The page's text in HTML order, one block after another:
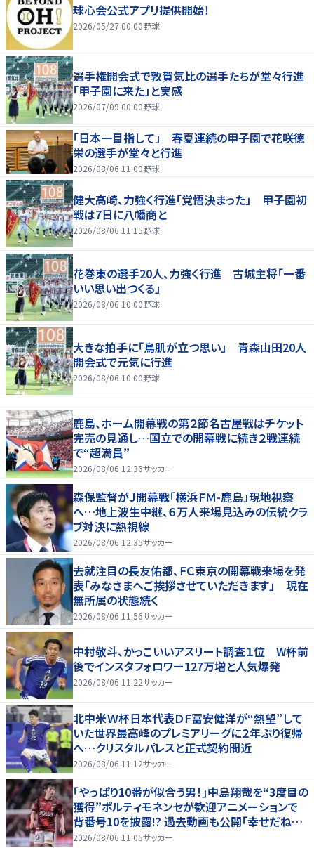
球心会公式アプリ提供開始！
2026/05/27 00:00野球
選手権開会式で敦賀気比の選手たちが堂々行進
「甲子園に来た」と実感
2026/07/09 00:00野球
「日本一目指して」 春夏連続の甲子園で花咲徳
栄の選手が堂々と行進
2026/08/06 11:00野球
健大高崎、力強く行進「覚悟決まった」 甲子園初
戦は7日に八幡商と
2026/08/06 11:15野球
花巻東の選手20人、力強く行進 古城主将「一番
いい思い出つくる」
2026/08/06 10:00野球
大きな拍手に「鳥肌が立つ思い」 青森山田20人
開会式で元気に行進
2026/08/06 10:00野球
鹿島、ホーム開幕戦の第２節名古屋戦はチケット
完売の見通し…国立での開幕戦に続き２戦連続
で“超満員”
2026/08/06 12:36サッカー
森保監督がＪ開幕戦「横浜ＦＭ-鹿島」現地視察
へ…地上波生中継、６万人来場見込みの伝統クラ
ブ対決に熱視線
2026/08/06 12:35サッカー
去就注目の長友佑都、ＦＣ東京の開幕戦来場を発
表「みなさまへご挨拶させていただきます」 現在
無所属の状態続く
2026/08/06 11:56サッカー
中村敬斗、かっこいいアスリート調査１位 W杯前
後でインスタフォロワー127万増と人気爆発
2026/08/06 11:22サッカー
北中米Ｗ杯日本代表ＤＦ冨安健洋が“熱望”して
いた世界最高峰のプレミアリーグに２年ぶり復帰
へ…クリスタルパレスと正式契約間近
2026/08/06 11:12サッカー
｢やっぱり10番が似合う男！｣中島翔哉を“3度目の
獲得”ポルティモネンセが歓迎アニメーションで
背番号10を披露!? 過去動画も公開｢幸せだね〜｣
｢爽やかイケメン｣
2026/08/06 11:05サッカー